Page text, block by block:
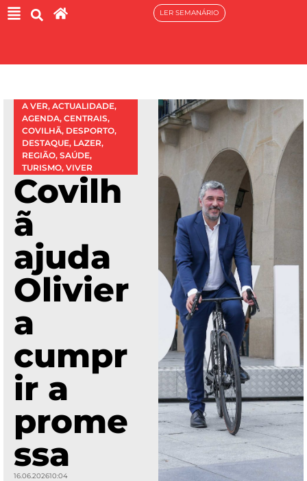
LER SEMANÁRIO
A VER, ACTUALIDADE,
AGENDA, CENTRAIS,
COVILHÃ, DESPORTO,
DESTAQUE, LAZER,
REGIÃO, SAÚDE,
TURISMO, VIVER
Covilh
ã
ajuda
Olivier
a
cumpr
ir a
prome
ssa
16.06.202610:04